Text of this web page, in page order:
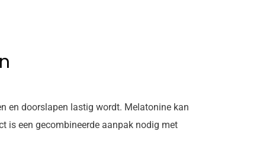
en doorslapen lastig wordt. Melatonine kan
is een gecombineerde aanpak nodig met